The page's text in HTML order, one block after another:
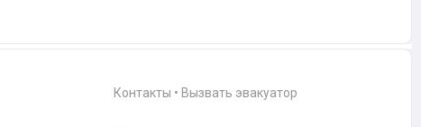
Контакты • Вызвать эвакуатор